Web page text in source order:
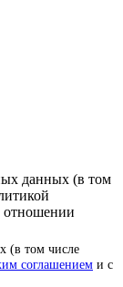
данных (в том
отношении
(в том числе
соглашением и с